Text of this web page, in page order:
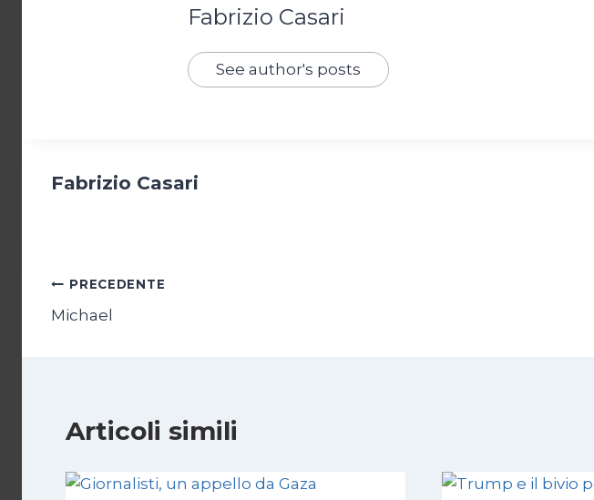
Fabrizio Casari
See author's posts
Fabrizio Casari
Navigazione
articoli
PRECEDENTE
Michael
Articoli simili